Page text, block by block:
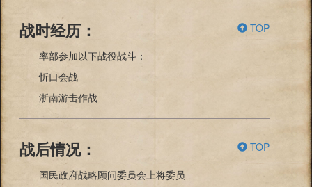
战时经历：
TOP
率部参加以下战役战斗：
忻口会战
浙南游击作战
战后情况：
TOP
国民政府战略顾问委员会上将委员